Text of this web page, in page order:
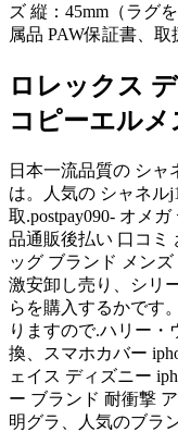
ズ 縦：45mm（ラグ
属品 PAW保証書、
ロレックス
コピーエルメ
日本一流品質の シャ
は。人気の シャネル
取.postpay090- オメ
品通販後払い 口コミ
ッグ ブランド メン
激安卸し売り、シリ
らを購入するかです
りますので.ハリー・
換、スマホカバー
ェイス ディズニー
ー ブランド 耐衝撃
明グラ、人気のブラ